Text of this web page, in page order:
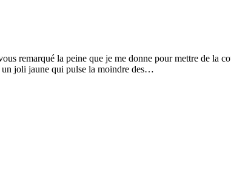
remarqué la peine que je me donne pour mettre de la
un joli jaune qui pulse la moindre des…